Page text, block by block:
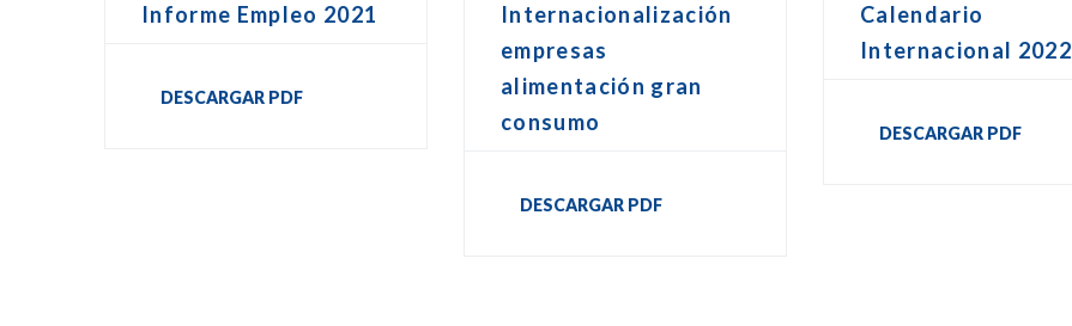
Informe Empleo 2021
DESCARGAR PDF
Internacionalización
empresas
alimentación gran
consumo
DESCARGAR PDF
Calendario
Internacional 2022
DESCARGAR PDF